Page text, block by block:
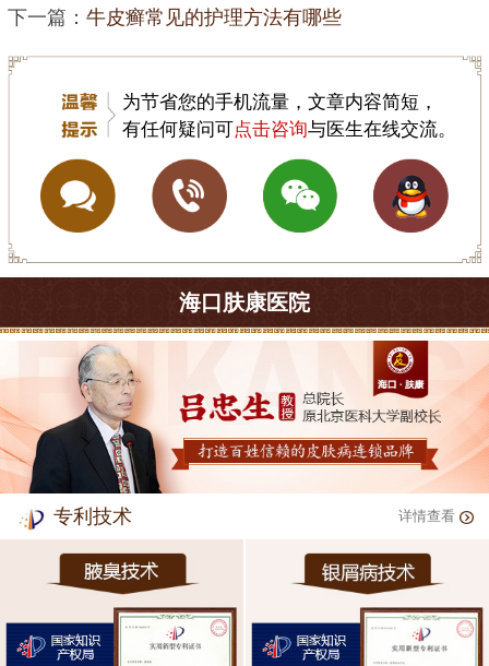
下一篇： 牛皮癣常见的护理方法有哪些
为节省您的手机流量，文章内容简短，
有任何疑问可点击咨询与医生在线交流。
海口肤康医院
专利技术 详情查看